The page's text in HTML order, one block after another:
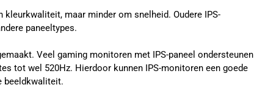
maar minder om snelheid. Oudere IPS-
paneeltypes.
Veel gaming monitoren met IPS-paneel ondersteunen
tot wel 520Hz. Hierdoor kunnen IPS-monitoren een goede
beeldkwaliteit.